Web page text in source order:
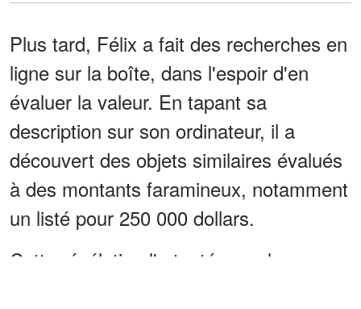
Plus tard, Félix a fait des recherches en
ligne sur la boîte, dans l'espoir d'en
évaluer la valeur. En tapant sa
description sur son ordinateur, il a
découvert des objets similaires évalués
à des montants faramineux, notamment
un listé pour 250 000 dollars.
Cette révélation l'a tenté avec la